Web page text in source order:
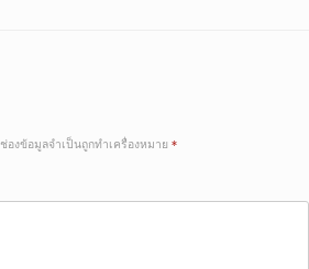
ช่องข้อมูลจำเป็นถูกทำเครื่องหมาย *